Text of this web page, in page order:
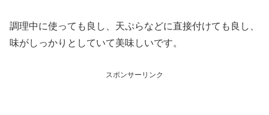
調理中に使っても良し、天ぷらなどに直接付けても良し、
味がしっかりとしていて美味しいです。
スポンサーリンク